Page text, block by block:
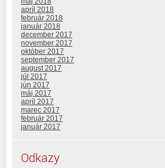
apríl 2018
február 2018
január 2018
december 2017
november 2017
október 2017
september 2017
august 2017
júl 2017
jún 2017
máj 2017
apríl 2017
marec 2017
február 2017
január 2017
Odkazy